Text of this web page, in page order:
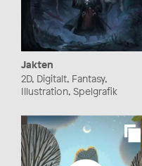
Jakten
2D, Digitalt, Fantasy,
Illustration, Spelgrafik